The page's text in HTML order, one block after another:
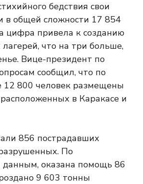
бедствия свои
в общей сложности 17 854
цифра привела к созданию
что на три больше,
Вице-президент по
сообщил, что по
800 человек размещены
в Каракасе и
856 пострадавших
По
оказана помощь 86
9 603 тонны